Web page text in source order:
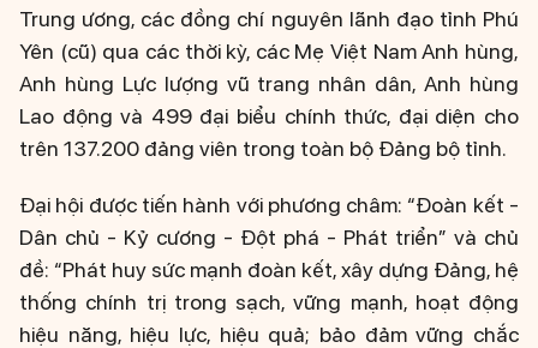
Trung ương, các đồng chí nguyên lãnh đạo tỉnh Phú
Yên (cũ) qua các thời kỳ, các Mẹ Việt Nam Anh hùng,
Anh hùng Lực lượng vũ trang nhân dân, Anh hùng
Lao động và 499 đại biểu chính thức, đại diện cho
trên 137.200 đảng viên trong toàn bộ Đảng bộ tỉnh.
Đại hội được tiến hành với phương châm: “Đoàn kết -
Dân chủ - Kỷ cương - Đột phá - Phát triển” và chủ
đề: “Phát huy sức mạnh đoàn kết, xây dựng Đảng, hệ
thống chính trị trong sạch, vững mạnh, hoạt động
hiệu năng, hiệu lực, hiệu quả; bảo đảm vững chắc